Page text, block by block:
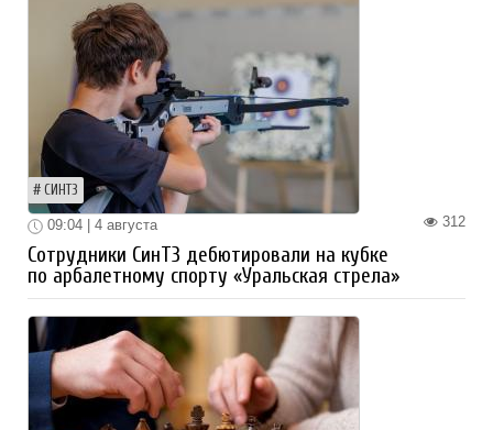
СИНТЗ
312
09:04 | 4 августа
Сотрудники СинТЗ дебютировали на кубке
по арбалетному спорту «Уральская стрела»